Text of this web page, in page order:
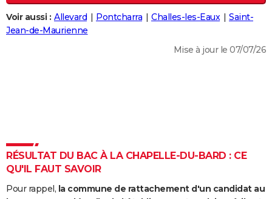
Destinations
City break
Voyage nature
Voyage de noces
Forum
Climat
+
PHOTO
COPAINS D'AVANT
S'inscrire
Se connecter
Lycées
Collèges
Primaires
Universités
Entreprises
Service militaire
Avis de recherche
AVIS DE DÉCÈS
Voir aussi : Allevard Pontcharra Challes-les-Eaux
Saint-
Jean-de-Maurienne
Mise à jour le 07/07/26
RÉSULTAT DU BAC À LA CHAPELLE-DU-BARD : CE
QU'IL FAUT SAVOIR
Pour rappel, la commune de rattachement d'un candidat au